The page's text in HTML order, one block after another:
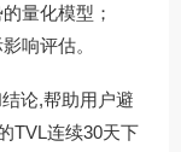
量化模型；
响评估。
论,帮助用户避
TVL连续30天下